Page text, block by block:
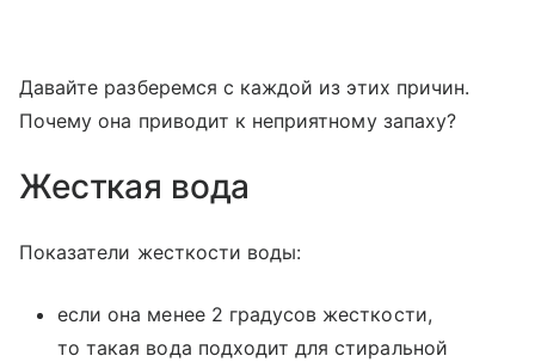
Давайте разберемся с каждой из этих причин.
Почему она приводит к неприятному запаху?
Жесткая вода
Показатели жесткости воды:
если она менее 2 градусов жесткости,
то такая вода подходит для стиральной